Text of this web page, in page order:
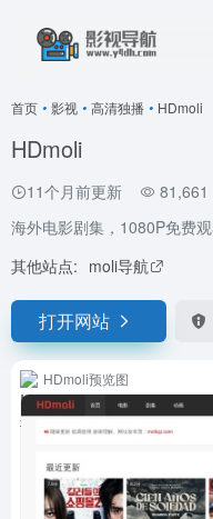
首页 • 影视 • 高清独播 • HDmoli
HDmoli
11个月前更新 81,661
海外电影剧集，1080P免费
其他站点: moli导航
打开网站
HDmoli预览图